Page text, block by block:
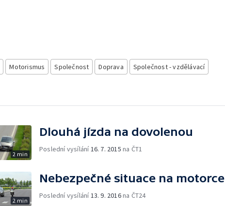
Motorismus Společnost Doprava Společnost - vzdělávací
2 min
Dlouhá jízda na dovolenou
Poslední vysílání 16. 7. 2015 na ČT1
2 min
Nebezpečné situace na motorce
Poslední vysílání 13. 9. 2016na ČT24